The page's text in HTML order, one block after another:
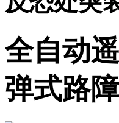
全自动
弹式路障